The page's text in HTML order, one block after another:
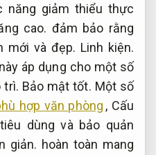
năng giảm thiểu thực
cao. đảm bảo rằng
mới và đẹp. Linh kiện.
áp dụng cho một số
trì. Bảo mật tốt. Một số
hợp văn phòng , Cấu
dùng và bảo quản
giản. hoàn toàn mang